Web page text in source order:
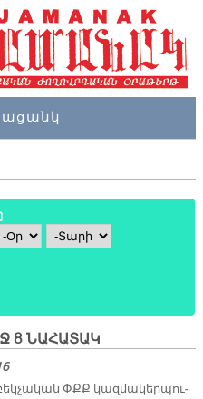
Օր Տարի
8 ՆԱՀԱՏԱԿ
ՓՔՔ կազ­մա­կեր­պու­